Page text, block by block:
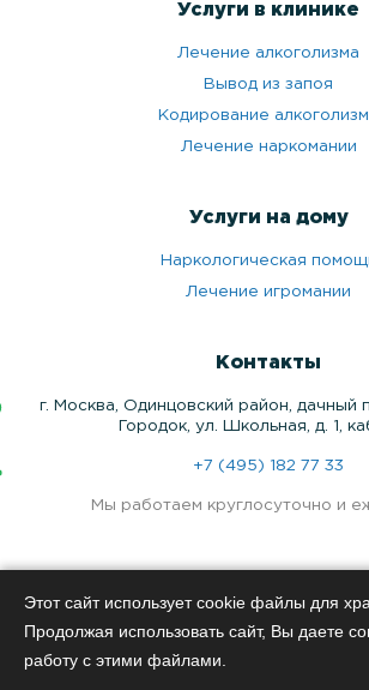
Услуги в клинике
Лечение алкоголизма
Вывод из запоя
Кодирование
Лечение наркомании
Услуги на дому
Наркологическая
Лечение игромании
Контакты
г. Москва, Одинцовский район, дачный
Городок, ул. Школьная, д. 1,
+7 (495) 182 77 33
Мы работаем круглосуточно и
Москва, Одинцовский район, дачный
Городок, ул. Школьная, д. 1,
Этот сайт использует cookie файлы для
Продолжая использовать сайт, Вы даете
работу с этими файлами.